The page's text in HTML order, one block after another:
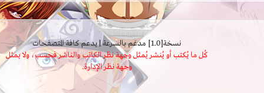
نسخة[1.0] مدعَم بالسرعة | يدعم كافة المتصفحات
كُل ما يُكتب أو يُنشر يُمثل وجهة نظر الكاتب والناشر فحسب، ولا يمثل
وجهة نظر الإدارة.